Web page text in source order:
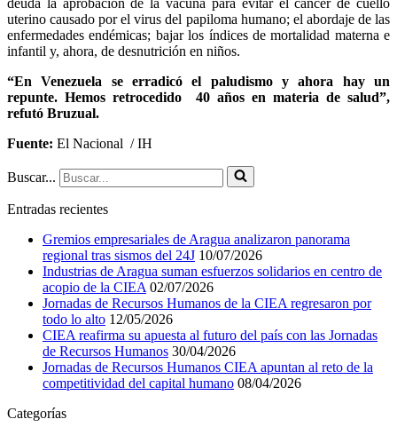
uterino causado por el virus del papiloma humano; el abordaje de las
enfermedades endémicas; bajar los índices de mortalidad materna e
infantil y, ahora, de desnutrición en niños.
“En Venezuela se erradicó el paludismo y ahora hay un
repunte. Hemos retrocedido 40 años en materia de salud”,
refutó Bruzual.
Fuente: El Nacional / IH
Buscar...
Entradas recientes
Gremios empresariales de Aragua analizaron panorama
regional tras sismos del 24J 10/07/2026
Industrias de Aragua suman esfuerzos solidarios en centro de
acopio de la CIEA 02/07/2026
Jornadas de Recursos Humanos de la CIEA regresaron por
todo lo alto 12/05/2026
CIEA reafirma su apuesta al futuro del país con las Jornadas
de Recursos Humanos 30/04/2026
Jornadas de Recursos Humanos CIEA apuntan al reto de la
competitividad del capital humano 08/04/2026
Categorías